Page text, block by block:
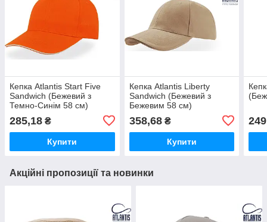
Кепка Atlantis Start Five
Sandwich (Бежевий з
Темно-Синім 58 см)
285,18 ₴
Купити
Кепка Atlantis Liberty
Sandwich (Бежевий з
Бежевим 58 см)
358,68₴
Купити
Акційні пропозиції та новинки